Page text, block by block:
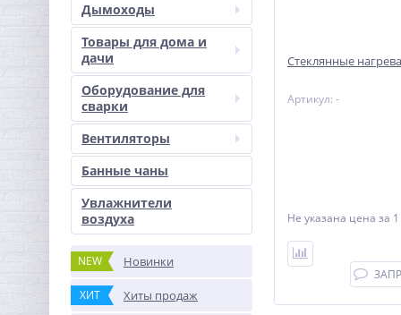
Дымоходы
Товары для дома и
дачи
Оборудование для
сварки
Вентиляторы
Банные чаны
Увлажнители
воздуха
NEW Новинки
ХИТ Хиты продаж
Стеклянные
Артикул: -
Не указана цена за 1